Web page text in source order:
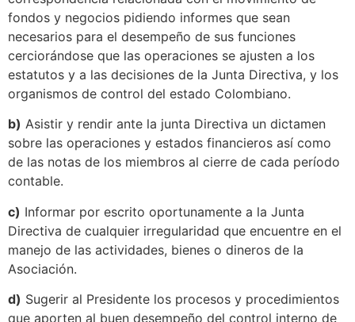
fondos y negocios pidiendo informes que sean
necesarios para el desempeño de sus funciones
cerciorándose que las operaciones se ajusten a los
estatutos y a las decisiones de la Junta Directiva, y los
organismos de control del estado Colombiano.
b) Asistir y rendir ante la junta Directiva un dictamen
sobre las operaciones y estados financieros así como
de las notas de los miembros al cierre de cada período
contable.
c) Informar por escrito oportunamente a la Junta
Directiva de cualquier irregularidad que encuentre en el
manejo de las actividades, bienes o dineros de la
Asociación.
d) Sugerir al Presidente los procesos y procedimientos
que aporten al buen desempeño del control interno de